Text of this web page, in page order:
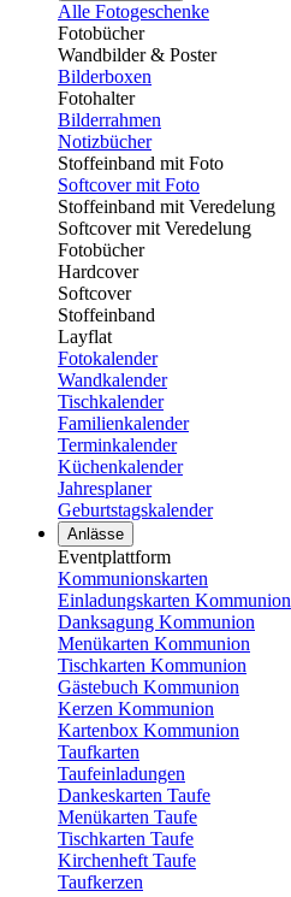
Alle Fotogeschenke
Fotobücher
Wandbilder & Poster
Bilderboxen
Fotohalter
Bilderrahmen
Notizbücher
Stoffeinband mit Foto
Softcover mit Foto
Stoffeinband mit Veredelung
Softcover mit Veredelung
Fotobücher
Hardcover
Softcover
Stoffeinband
Layflat
Fotokalender
Wandkalender
Tischkalender
Familienkalender
Terminkalender
Küchenkalender
Jahresplaner
Geburtstagskalender
Anlässe
Eventplattform
Kommunionskarten
Einladungskarten Kommunion
Danksagung Kommunion
Menükarten Kommunion
Tischkarten Kommunion
Gästebuch Kommunion
Kerzen Kommunion
Kartenbox Kommunion
Taufkarten
Taufeinladungen
Dankeskarten Taufe
Menükarten Taufe
Tischkarten Taufe
Kirchenheft Taufe
Taufkerzen